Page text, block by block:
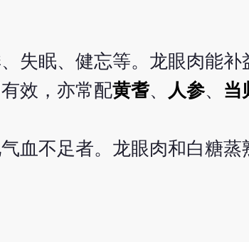
失眠、健忘等。龙眼肉能
效，亦常配黄耆、 人参、 当
血不足者。龙眼肉和白糖